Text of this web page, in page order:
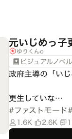
元いじめっ子
ゆりくんo
ビジュアルノベル
政府主導の「いじ
更生していな…
#ファストモード#
1.6K 2.6K